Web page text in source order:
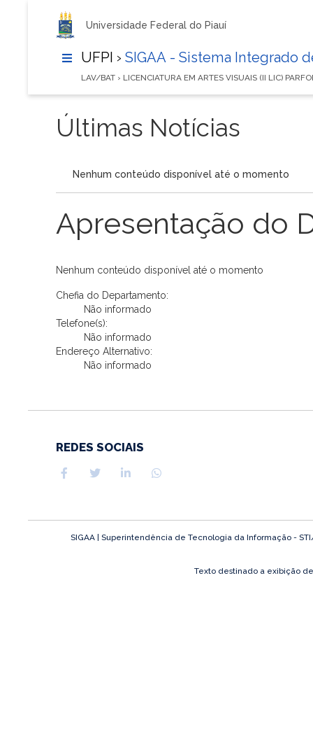
Universidade Federal do Piauí
UFPI › SIGAA - Sistema Integrado
LAV/BAT › LICENCIATURA EM ARTES VISUAIS (II LIC)
Últimas Notícias
Nenhum conteúdo disponível até o momento
Apresentação do
Nenhum conteúdo disponível até o momento
Chefia do Departamento:
Não informado
Telefone(s):
Não informado
Endereço Alternativo:
Não informado
REDES SOCIAIS
SIGAA | Superintendência de Tecnologia da Informação -
Texto destinado a exibição